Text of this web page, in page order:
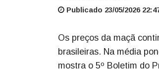
Publicado 23/05/2026
Os preços da maçã
brasileiras. Na média
mostra o 5º Boletim do